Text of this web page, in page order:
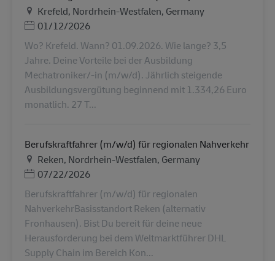
Τοποθεσία
Krefeld, Nordrhein-Westfalen, Germany
Ημερομηνία Ανάρτησης
01/12/2026
Wo? Krefeld. Wann? 01.09.2026. Wie lange? 3,5
Jahre. Deine Vorteile bei der Ausbildung
Mechatroniker/-in (m/w/d). Jährlich steigende
Ausbildungsvergütung beginnend mit 1.334,26 Euro
monatlich. 27 T...
Berufskraftfahrer (m/w/d) für regionalen Nahverkehr
Τοποθεσία
Reken, Nordrhein-Westfalen, Germany
Ημερομηνία Ανάρτησης
07/22/2026
Berufskraftfahrer (m/w/d) für regionalen
NahverkehrBasisstandort Reken (alternativ
Fronhausen). Bist Du bereit für deine neue
Herausforderung bei dem Weltmarktführer DHL
Supply Chain im Bereich Kon...